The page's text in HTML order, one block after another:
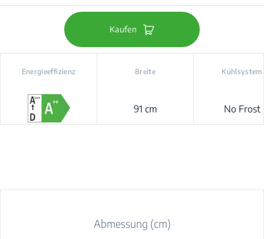
Kaufen
Energieeffizienz Breite
91 cm
Kühlsystem
No Frost
Abmessung (cm)